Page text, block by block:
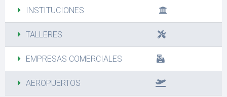
INSTITUCIONES
TALLERES
EMPRESAS COMERCIALES
AEROPUERTOS